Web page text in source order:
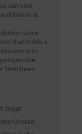
can visit
at
since
that holds a
is to
1998 been
Ingar
Unstad,